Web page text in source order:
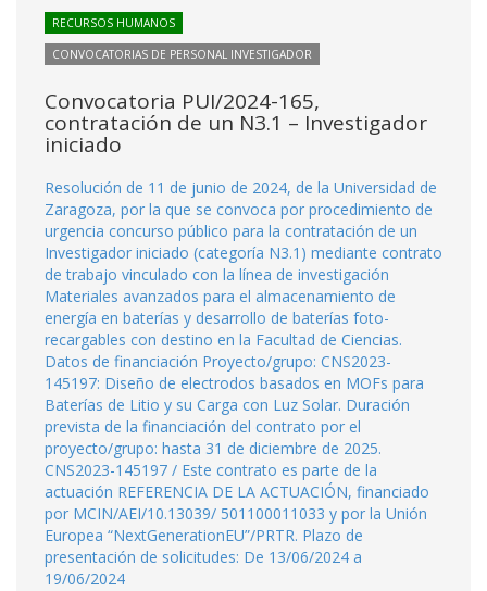
RECURSOS HUMANOS
CONVOCATORIAS DE PERSONAL INVESTIGADOR
Convocatoria PUI/2024-165,
contratación de un N3.1 – Investigador
iniciado
Resolución de 11 de junio de 2024, de la Universidad de
Zaragoza, por la que se convoca por procedimiento de
urgencia concurso público para la contratación de un
Investigador iniciado (categoría N3.1) mediante contrato
de trabajo vinculado con la línea de investigación
Materiales avanzados para el almacenamiento de
energía en baterías y desarrollo de baterías foto-
recargables con destino en la Facultad de Ciencias.
Datos de financiación Proyecto/grupo: CNS2023-
145197: Diseño de electrodos basados en MOFs para
Baterías de Litio y su Carga con Luz Solar. Duración
prevista de la financiación del contrato por el
proyecto/grupo: hasta 31 de diciembre de 2025.
CNS2023-145197 / Este contrato es parte de la
actuación REFERENCIA DE LA ACTUACIÓN, financiado
por MCIN/AEI/10.13039/ 501100011033 y por la Unión
Europea “NextGenerationEU”/PRTR. Plazo de
presentación de solicitudes: De 13/06/2024 a
19/06/2024